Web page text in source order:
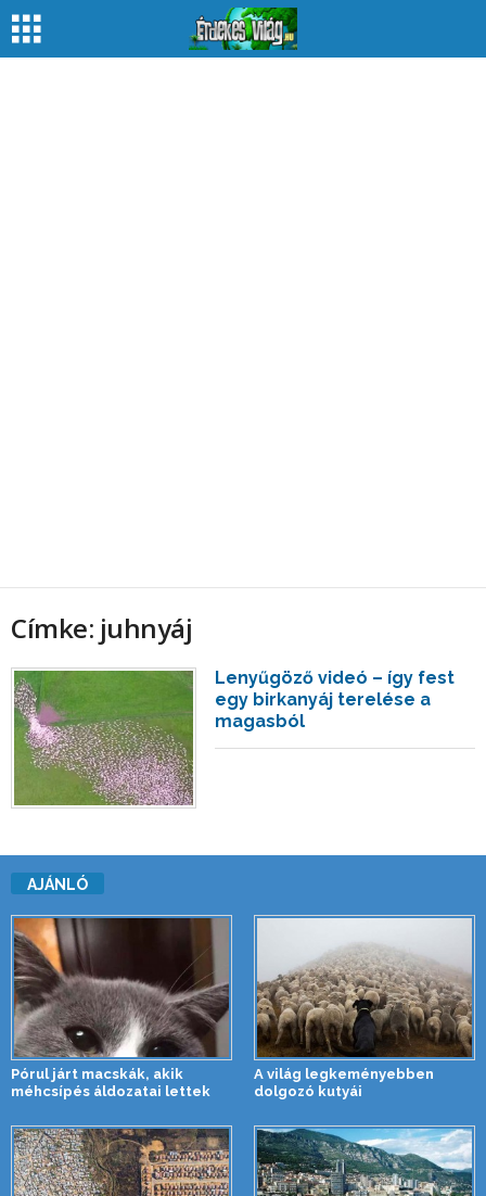
Címke: juhnyáj
Lenyűgöző videó – így fest
egy birkanyáj terelése a
magasból
AJÁNLÓ
Pórul járt macskák, akik
méhcsípés áldozatai lettek
A világ legkeményebben
dolgozó kutyái